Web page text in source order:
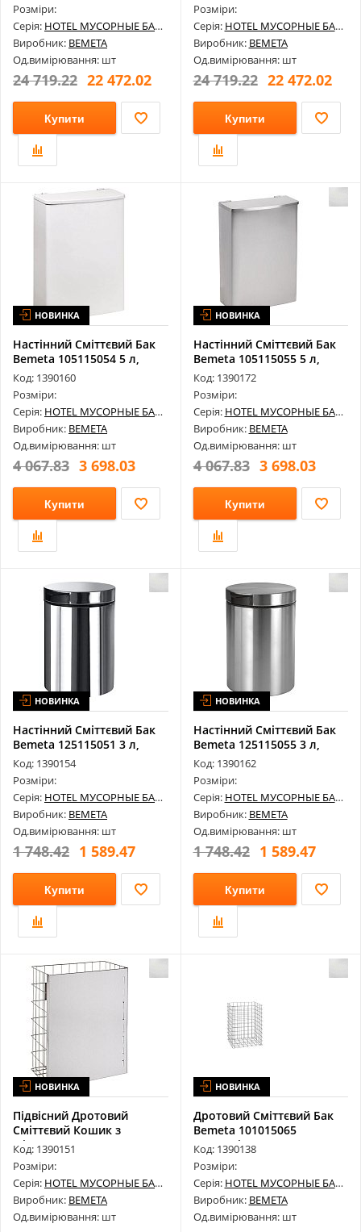
Розміри:
Серія: HOTEL МУСОРНЫЕ БАКИ
Виробник: BEMETA
Од.вимірювання: шт
24 719.22 22 472.02
Купити
Розміри:
Серія: HOTEL МУСОРНЫЕ БАКИ
Виробник: BEMETA
Од.вимірювання: шт
24 719.22 22 472.02
Купити
НОВИНКА
Настінний Сміттєвий Бак
Bemeta 105115054 5 л,
Нержав...
Код: 1390160
Розміри:
Серія: HOTEL МУСОРНЫЕ БАКИ
Виробник: BEMETA
Од.вимірювання: шт
4 067.83 3 698.03
Купити
НОВИНКА
Настінний Сміттєвий Бак
Bemeta 105115055 5 л,
Нержав...
Код: 1390172
Розміри:
Серія: HOTEL МУСОРНЫЕ БАКИ
Виробник: BEMETA
Од.вимірювання: шт
4 067.83 3 698.03
Купити
НОВИНКА
Настінний Сміттєвий Бак
Bemeta 125115051 3 л,
Нержав...
Код: 1390154
Розміри:
Серія: HOTEL МУСОРНЫЕ БАКИ
Виробник: BEMETA
Од.вимірювання: шт
1 748.42 1 589.47
Купити
НОВИНКА
Настінний Сміттєвий Бак
Bemeta 125115055 3 л,
Нержав...
Код: 1390162
Розміри:
Серія: HOTEL МУСОРНЫЕ БАКИ
Виробник: BEMETA
Од.вимірювання: шт
1 748.42 1 589.47
Купити
НОВИНКА
Підвісний Дротовий
Сміттєвий Кошик з
Фіксованою Пере...
Код: 1390151
Розміри:
Серія: HOTEL МУСОРНЫЕ БАКИ
Виробник: BEMETA
Од.вимірювання: шт
НОВИНКА
Дротовий Сміттєвий Бак
Bemeta 101015065
Нержавіюча С...
Код: 1390138
Розміри:
Серія: HOTEL МУСОРНЫЕ БАКИ
Виробник: BEMETA
Од.вимірювання: шт